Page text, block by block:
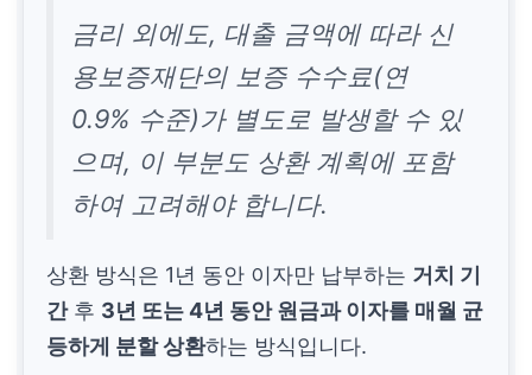
금리 외에도, 대출 금액에 따라 신
용보증재단의 보증 수수료(연
0.9% 수준)가 별도로 발생할 수 있
으며, 이 부분도 상환 계획에 포함
하여 고려해야 합니다.
상환 방식은 1년 동안 이자만 납부하는 거치 기
간후 3년 또는 4년 동안 원금과 이자를 매월 균
등하게 분할 상환하는 방식입니다.